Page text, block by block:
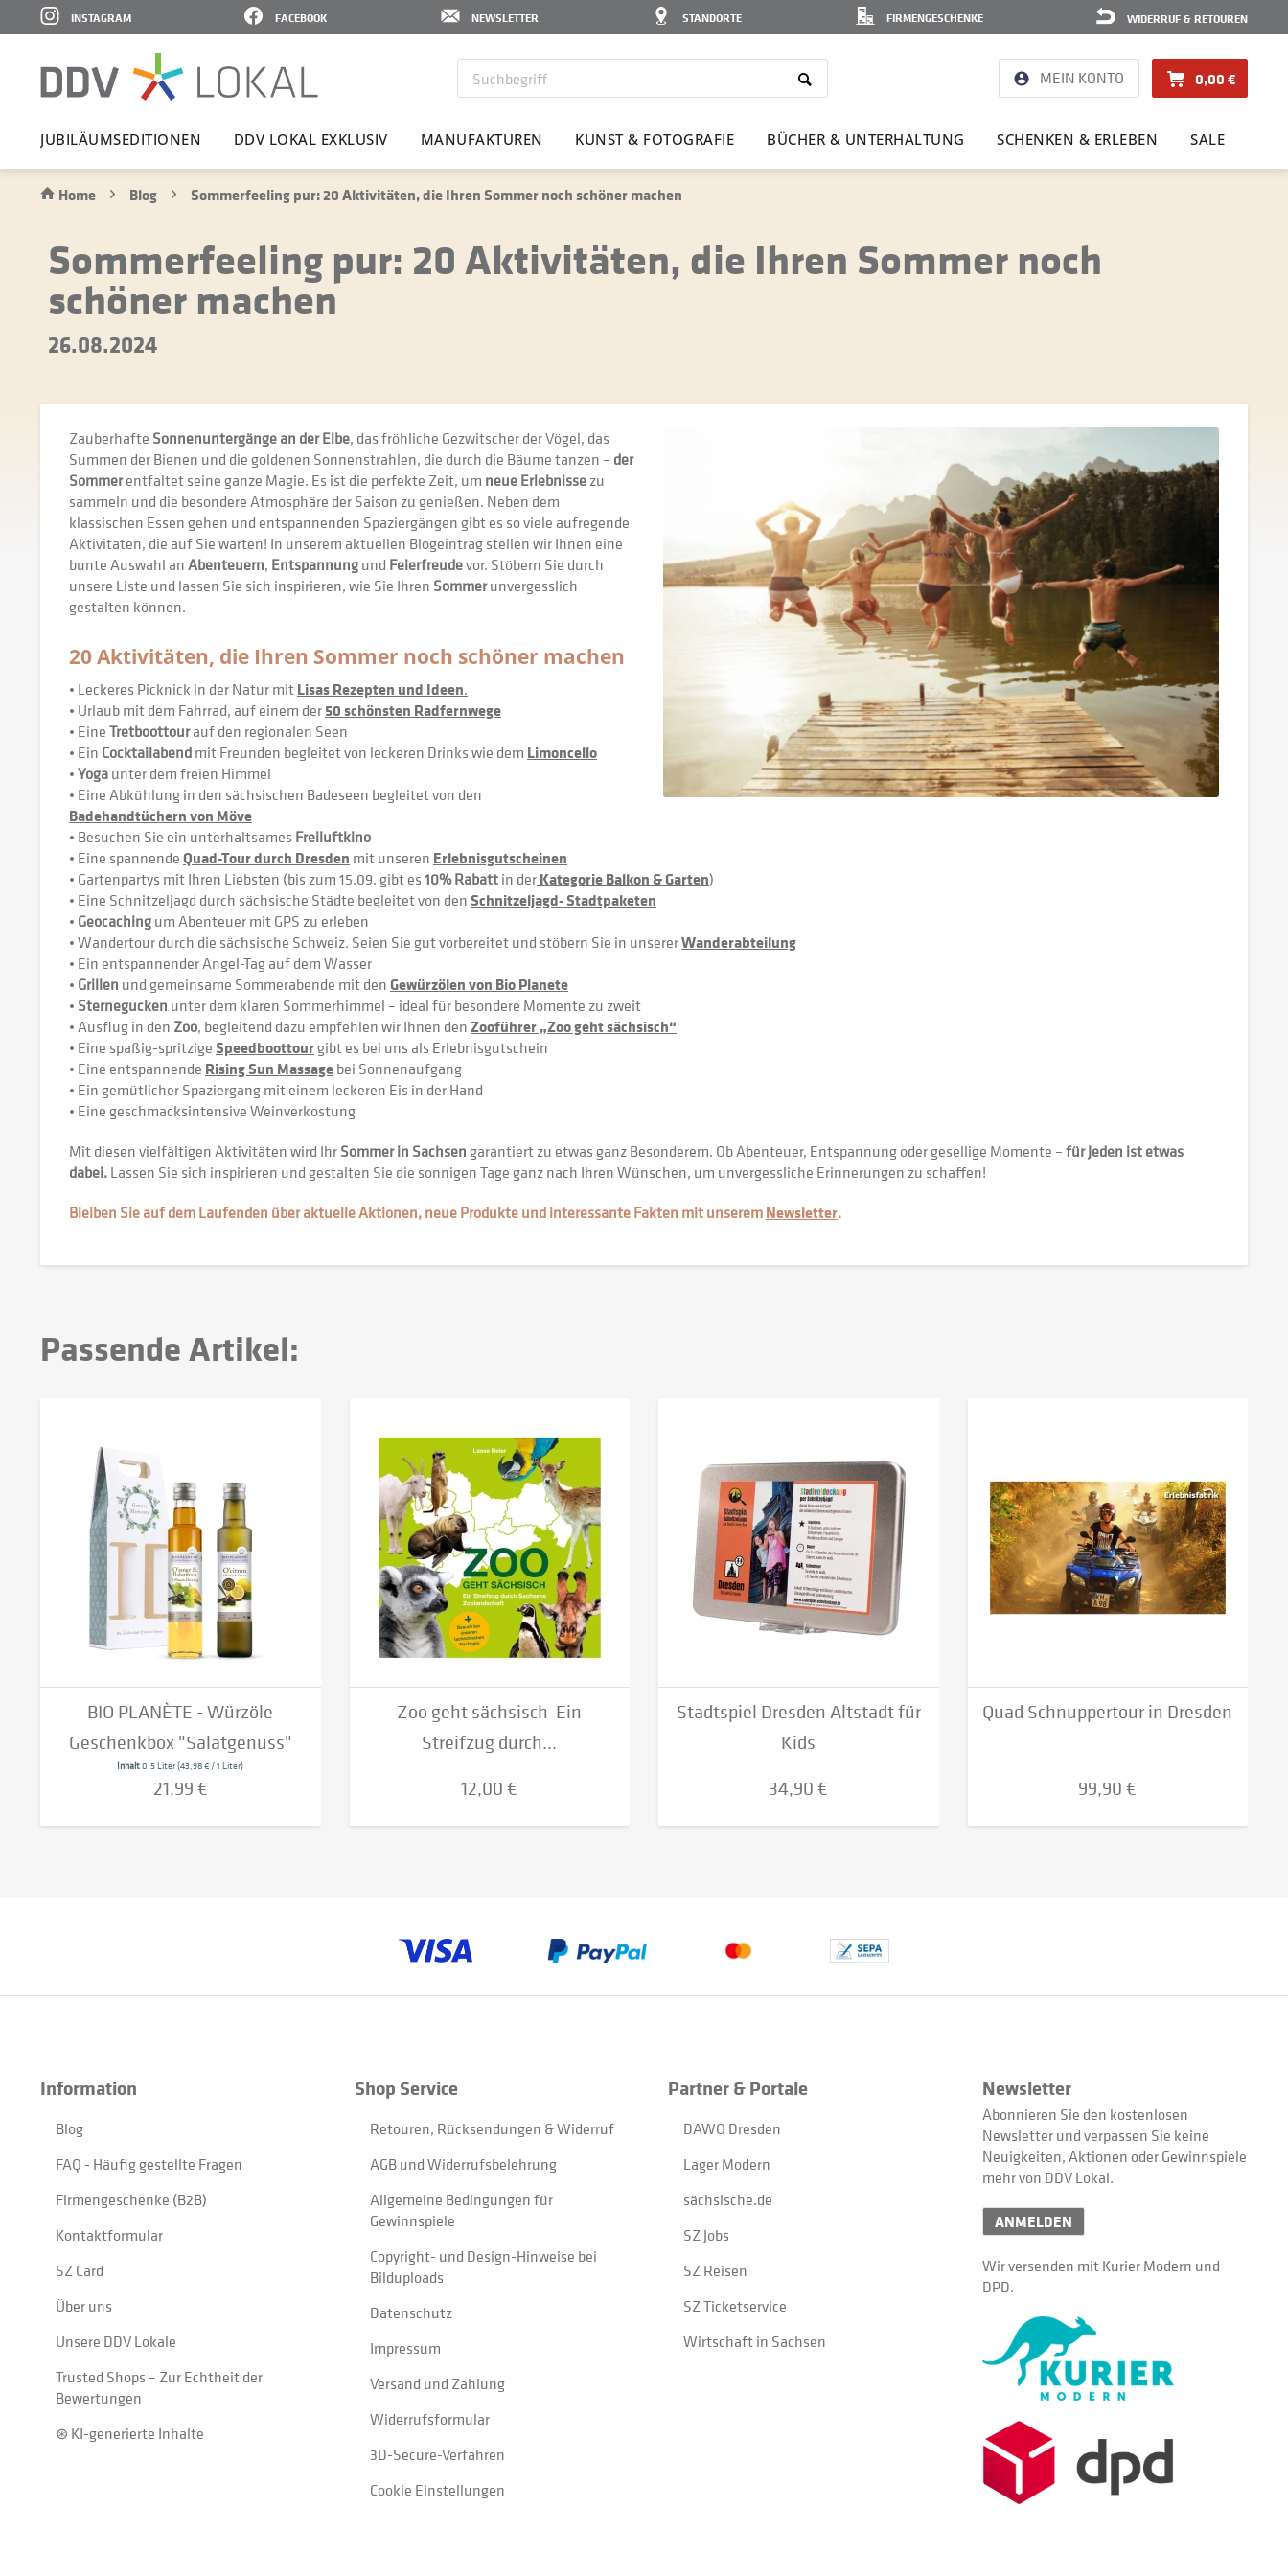
WIDERRUF & RETOUREN
FIRMENGESCHENKE
STANDORTE
NEWSLETTER
FACEBOOK
INSTAGRAM
MEIN KONTO 0,00 €
JUBI­LÄ­UMS­E­DI­TIONEN DDV LOKAL EXKLUSIV MANU­FAK­TUREN KUNST & FOTO­GRAFIE BÜCHER & UNTER­HAL­TUNG SCHENKEN & ERLEBEN SALE
Home Blog Sommerfeeling pur: 20 Aktivitäten, die Ihren Sommer noch schöner machen
Sommerfeeling pur: 20 Aktivitäten, die Ihren Sommer noch
schöner machen
26.08.2024
Zauberhafte Sonnenuntergänge an der Elbe, das fröhliche Gezwitscher der Vögel, das
Summen der Bienen und die goldenen Sonnenstrahlen, die durch die Bäume tanzen – der
Sommerentfaltet seine ganze Magie. Es ist die perfekte Zeit, um neue Erlebnissezu
sammeln und die besondere Atmosphäre der Saison zu genießen. Neben dem
klassischen Essen gehen und entspannenden Spaziergängen gibt es so viele aufregende
Aktivitäten, die auf Sie warten! In unserem aktuellen Blogeintrag stellen wir Ihnen eine
bunte Auswahl anAbenteuern, Entspannungund Feierfreudevor. Stöbern Sie durch
unsere Liste und lassen Sie sich inspirieren, wie Sie Ihren Sommerunvergesslich
gestalten können.
20 Aktivitäten, die Ihren Sommer noch schöner machen
• Leckeres Picknick in der Natur mitLisas Rezepten und Ideen.
• Urlaub mit dem Fahrrad, auf einem der50 schönsten Radfernwege
• EineTretboottourauf den regionalen Seen
• Ein Cocktailabendmit Freunden begleitet von leckeren Drinks wie dem Limoncello
•Yogaunter dem freien Himmel
• Eine Abkühlung in den sächsischen Badeseen begleitet von den
Badehandtüchern von Möve
• Besuchen Sie ein unterhaltsames Freiluftkino
• Eine spannendeQuad-Tour durch Dresden mit unseren Erlebnisgutscheinen
• Gartenpartys mit Ihren Liebsten (bis zum 15.09. gibt es10% Rabattin derKategorie Balkon & Garten)
• Eine Schnitzeljagd durch sächsische Städte begleitet von den Schnitzeljagd- Stadtpaketen
• Geocachingum Abenteuer mit GPS zu erleben
• Wandertour durch die sächsische Schweiz. Seien Sie gut vorbereitet und stöbern Sie in unsererWanderabteilung
• Ein entspannender Angel-Tag auf dem Wasser
• Grillen und gemeinsame Sommerabende mit denGewürzölen von Bio Planete
• Sternegucken unter dem klaren Sommerhimmel – ideal für besondere Momente zu zweit
• Ausflug in den Zoo, begleitend dazu empfehlen wir Ihnen denZooführer „Zoo geht sächsisch“
• Eine spaßig-spritzige Speedboottourgibt es bei uns als Erlebnisgutschein
• Eine entspannende Rising Sun Massagebei Sonnenaufgang
• Ein gemütlicher Spaziergang mit einem leckeren Eis in der Hand
• Eine geschmacksintensive Weinverkostung
Mit diesen vielfältigen Aktivitäten wird IhrSommer in Sachsengarantiert zu etwas ganz Besonderem. Ob Abenteuer, Entspannung oder gesellige Momente –für Jeden ist etwas
dabei.Lassen Sie sich inspirieren und gestalten Sie die sonnigen Tage ganz nach Ihren Wünschen, um unvergessliche Erinnerungen zu schaffen!
Bleiben Sie auf dem Laufenden über aktuelle Aktionen, neue Produkte und interessante Fakten mit unseremNewsletter.
Passende Artikel:
BIO PLANÈTE - Würzöle
Geschenkbox "Salatgenuss"
Inhalt0.5 Liter(43,98 € / 1 Liter)
21,99 €
Zoo geht sächsisch  Ein
Streifzug durch...
12,00 €
Stadtspiel Dresden Altstadt für
Kids
34,90 €
Quad Schnuppertour in Dresden
99,90 €
Information
Blog
FAQ - Häufig gestellte Fragen
Firmengeschenke (B2B)
Kontaktformular
SZ Card
Über uns
Unsere DDV Lokale
Trusted Shops – Zur Echtheit der
Bewertungen
⊛ KI-generierte Inhalte
Shop Service
Retouren, Rücksendungen & Widerruf
AGB und Widerrufsbelehrung
Allgemeine Bedingungen für
Gewinnspiele
Copyright- und Design-Hinweise bei
Bilduploads
Datenschutz
Impressum
Versand und Zahlung
Widerrufsformular
3D-Secure-Verfahren
Cookie Einstellungen
Partner & Portale
DAWO Dresden
Lager Modern
sächsische.de
SZ Jobs
SZ Reisen
SZ Ticketservice
Wirtschaft in Sachsen
Newsletter
Abonnieren Sie den kostenlosen
Newsletter und verpassen Sie keine
Neuigkeiten, Aktionen oder Gewinnspiele
mehr von DDV Lokal.
ANMELDEN
Wir versenden mit Kurier Modern und
DPD.